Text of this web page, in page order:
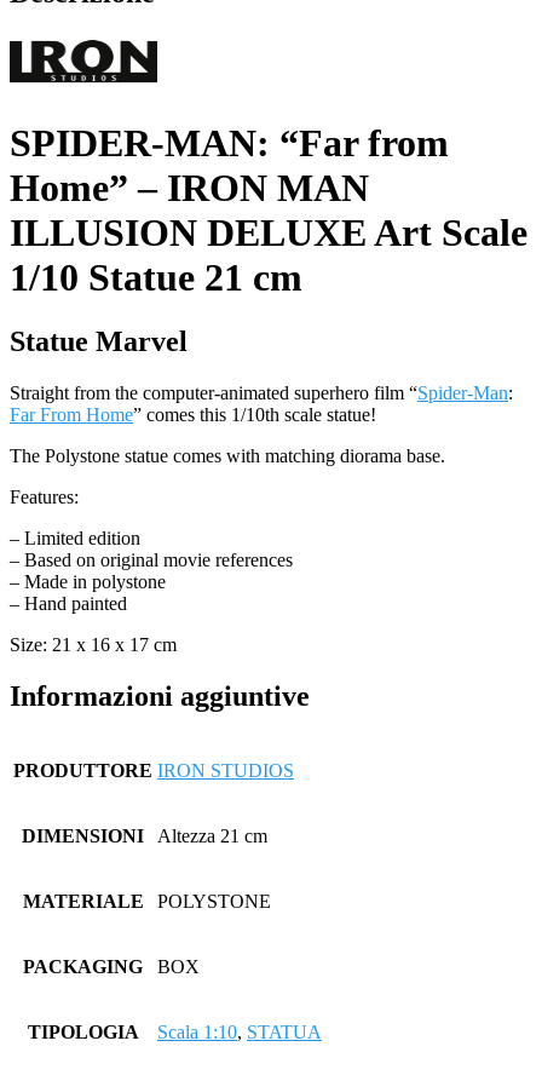
Scale
Statue
cm
quantità
SPIDER-MAN: “Far from
Home” – IRON MAN
ILLUSION DELUXE Art Scale
1/10 Statue 21 cm
Statue Marvel
Straight from the computer-animated superhero film “Spider-Man:
Far From Home” comes this 1/10th scale statue!
The Polystone statue comes with matching diorama base.
Features:
– Limited edition
– Based on original movie references
– Made in polystone
– Hand painted
Size: 21 x 16 x 17 cm
Informazioni aggiuntive
PRODUTTORE IRON STUDIOS
DIMENSIONI Altezza 21 cm
MATERIALE POLYSTONE
PACKAGING BOX
TIPOLOGIA Scala 1:10, STATUA